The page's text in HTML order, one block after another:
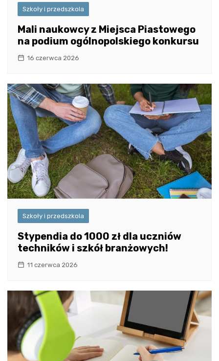
Szkoły i przedszkola
Mali naukowcy z Miejsca Piastowego
na podium ogólnopolskiego konkursu
16 czerwca 2026
Szkoły i przedszkola
Stypendia do 1000 zł dla uczniów
techników i szkół branżowych!
11 czerwca 2026